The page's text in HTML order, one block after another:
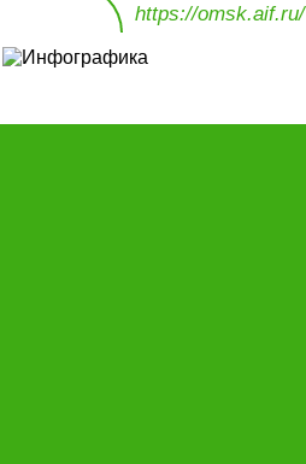
https://omsk.aif.ru/